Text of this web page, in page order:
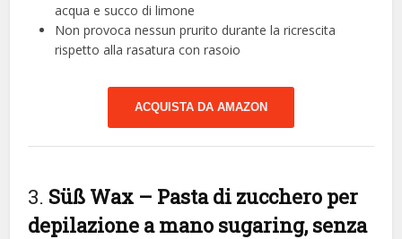
acqua e succo di limone
Non provoca nessun prurito durante la ricrescita
rispetto alla rasatura con rasoio
ACQUISTA DA AMAZON
3. Süß Wax – Pasta di zucchero per
depilazione a mano sugaring, senza